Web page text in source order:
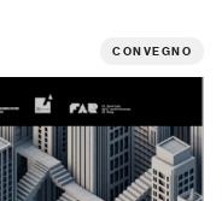
CONVEGNO